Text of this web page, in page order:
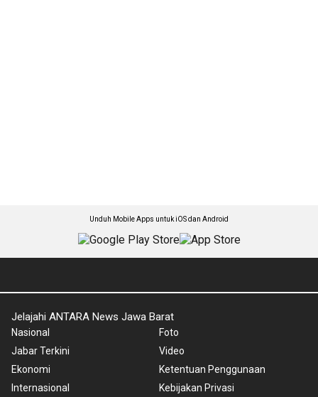
Unduh Mobile Apps untuk iOS dan Android
Jelajahi ANTARA News Jawa Barat
Nasional
Jabar Terkini
Ekonomi
Internasional
Foto
Video
Ketentuan Penggunaan
Kebijakan Privasi